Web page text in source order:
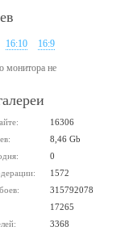
16:10 16:9
монитора не
16306
8,46 Gb
0
1572
315792078
17265
3368